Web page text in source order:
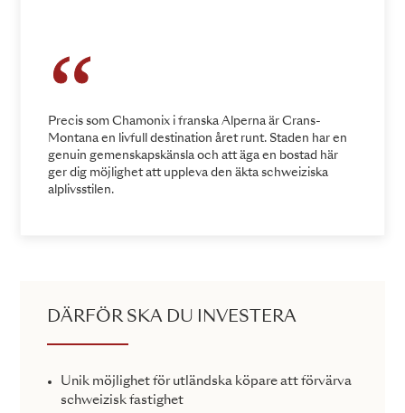
Precis som Chamonix i franska Alperna är Crans-
Montana en livfull destination året runt. Staden har en
genuin gemenskapskänsla och att äga en bostad här
ger dig möjlighet att uppleva den äkta schweiziska
alplivsstilen.
DÄRFÖR SKA DU INVESTERA
Unik möjlighet för utländska köpare att förvärva
schweizisk fastighet